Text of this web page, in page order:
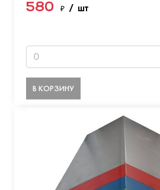
580 ₽ / шт
В КОРЗИНУ